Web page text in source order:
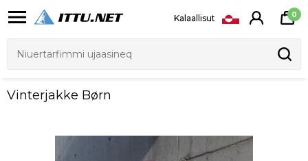
Kalaallisut 0
Vinterjakke Børn